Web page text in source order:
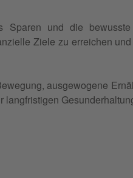
Sparen und die
Ziele zu erreichen
ausgewogene
langfristigen